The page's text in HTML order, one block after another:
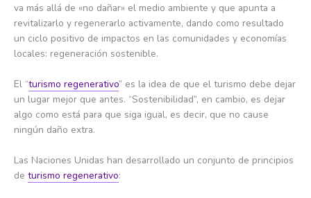
va más allá de «no dañar» el medio ambiente y que apunta a
revitalizarlo y regenerarlo activamente, dando como resultado
un ciclo positivo de impactos en las comunidades y economías
locales: regeneración sostenible.
El “turismo regenerativo” es la idea de que el turismo debe dejar
un lugar mejor que antes. “Sostenibilidad”, en cambio, es dejar
algo como está para que siga igual, es decir, que no cause
ningún daño extra.
Las Naciones Unidas han desarrollado un conjunto de principios
de turismo regenerativo: